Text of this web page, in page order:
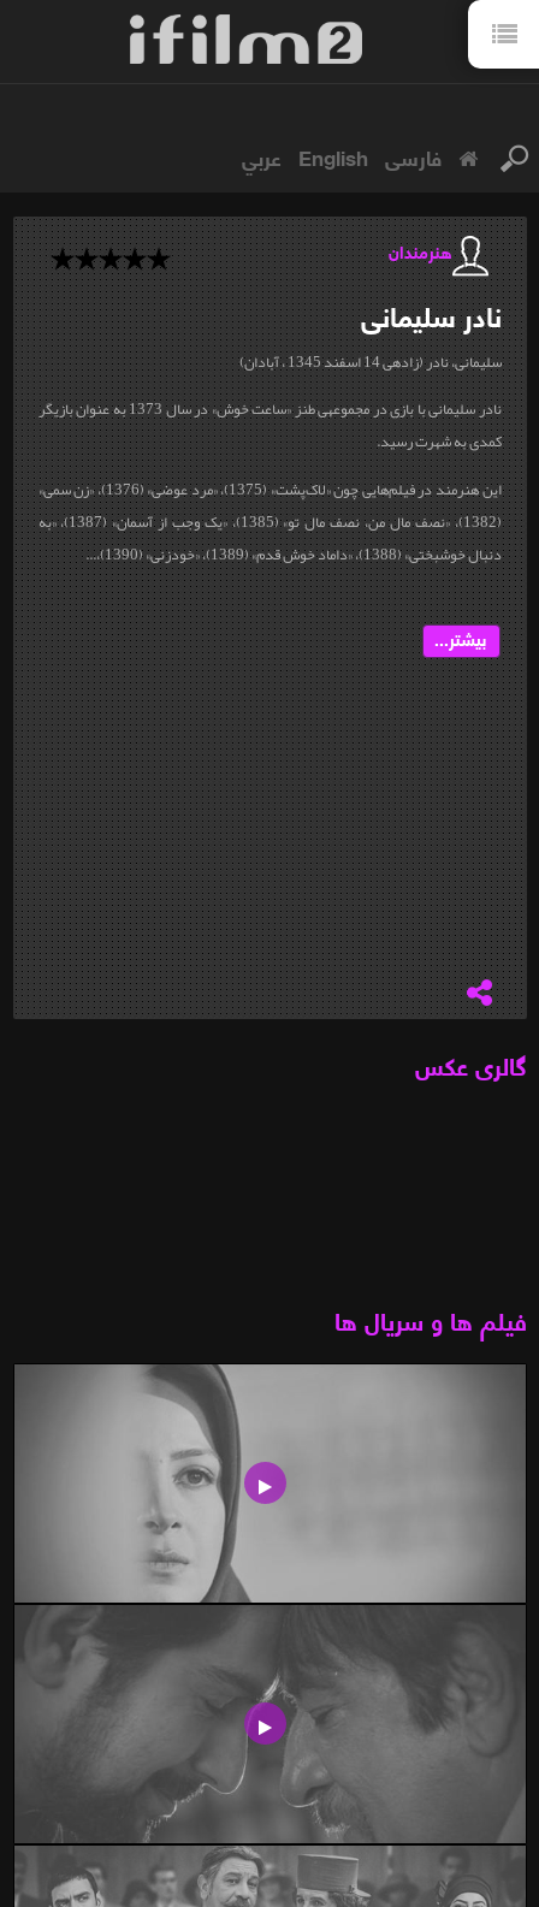
فارسی English عربي
هنرمندان
نادرسلیمانی
سلیمانی، نادر (زاده‎ی 14 اسفند 1345 ، آبادان)
نادر سلیمانی با بازی در مجموعه‎ی طنز «ساعت خوش» در سال 1373 به عنوان بازیگر
کمدی به شهرت رسید.
این هنرمند در فیلم‌هایی چون «لاک‌پشت» (1375)، «مرد عوضی» (1376)، «زن سمی»
(1382)، «نصف مال من، نصف مال تو» (1385)، «یک وجب از آسمان» (1387)، «به
دنبال خوشبختی» (1388)، «داماد خوش قدم» (1389)، «خودزنی» (1390)،...
بیشتر...
گالری عکس
فیلم ها و سریال ها